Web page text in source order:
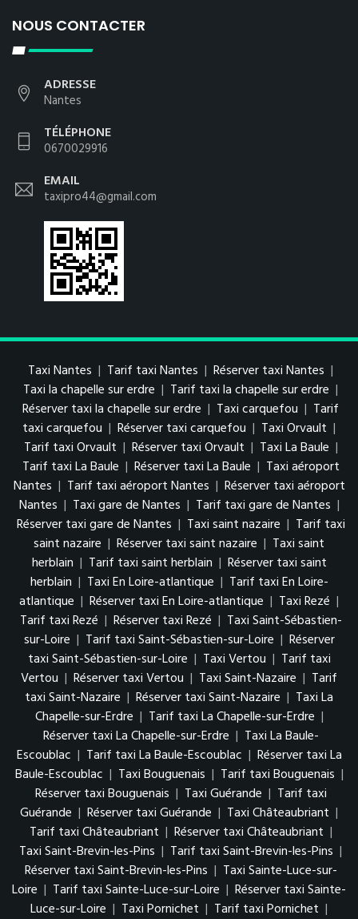
NOUS CONTACTER
ADRESSE
Nantes
TÉLÉPHONE
0670029916
EMAIL
taxipro44@gmail.com
Taxi Nantes | Tarif taxi Nantes | Réserver taxi Nantes |
Taxi la chapelle sur erdre | Tarif taxi la chapelle sur erdre |
Réserver taxi la chapelle sur erdre | Taxi carquefou | Tarif
taxi carquefou | Réserver taxi carquefou | Taxi Orvault |
Tarif taxi Orvault | Réserver taxi Orvault | Taxi La Baule |
Tarif taxi La Baule | Réserver taxi La Baule | Taxi aéroport
Nantes | Tarif taxi aéroport Nantes | Réserver taxi aéroport
Nantes | Taxi gare de Nantes | Tarif taxi gare de Nantes |
Réserver taxi gare de Nantes | Taxi saint nazaire | Tarif taxi
saint nazaire | Réserver taxi saint nazaire | Taxi saint
herblain | Tarif taxi saint herblain | Réserver taxi saint
herblain | Taxi En Loire-atlantique | Tarif taxi En Loire-
atlantique | Réserver taxi En Loire-atlantique | Taxi Rezé |
Tarif taxi Rezé | Réserver taxi Rezé | Taxi Saint-Sébastien-
sur-Loire | Tarif taxi Saint-Sébastien-sur-Loire | Réserver
taxi Saint-Sébastien-sur-Loire | Taxi Vertou | Tarif taxi
Vertou | Réserver taxi Vertou | Taxi Saint-Nazaire | Tarif
taxi Saint-Nazaire | Réserver taxi Saint-Nazaire | Taxi La
Chapelle-sur-Erdre | Tarif taxi La Chapelle-sur-Erdre |
Réserver taxi La Chapelle-sur-Erdre | Taxi La Baule-
Escoublac | Tarif taxi La Baule-Escoublac | Réserver taxi La
Baule-Escoublac | Taxi Bouguenais | Tarif taxi Bouguenais |
Réserver taxi Bouguenais | Taxi Guérande | Tarif taxi
Guérande | Réserver taxi Guérande | Taxi Châteaubriant |
Tarif taxi Châteaubriant | Réserver taxi Châteaubriant |
Taxi Saint-Brevin-les-Pins | Tarif taxi Saint-Brevin-les-Pins |
Réserver taxi Saint-Brevin-les-Pins | Taxi Sainte-Luce-sur-
Loire | Tarif taxi Sainte-Luce-sur-Loire | Réserver taxi Sainte-
Luce-sur-Loire | Taxi Pornichet | Tarif taxi Pornichet |